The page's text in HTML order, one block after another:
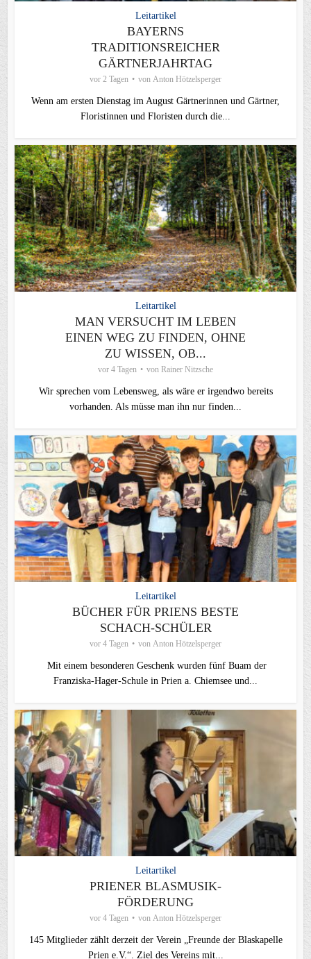
Leitartikel
BAYERNS
TRADITIONSREICHER
GÄRTNERJAHRTAG
vor 2 Tagen von Anton Hötzelsperger
Wenn am ersten Dienstag im August Gärtnerinnen und Gärtner,
Floristinnen und Floristen durch die...
Leitartikel
MAN VERSUCHT IM LEBEN
EINEN WEG ZU FINDEN, OHNE
ZU WISSEN, OB...
vor 4 Tagen von Rainer Nitzsche
Wir sprechen vom Lebensweg, als wäre er irgendwo bereits
vorhanden. Als müsse man ihn nur finden...
Leitartikel
BÜCHER FÜR PRIENS BESTE
SCHACH-SCHÜLER
vor 4 Tagen von Anton Hötzelsperger
Mit einem besonderen Geschenk wurden fünf Buam der
Franziska-Hager-Schule in Prien a. Chiemsee und...
Leitartikel
PRIENER BLASMUSIK-
FÖRDERUNG
vor 4 Tagen von Anton Hötzelsperger
145 Mitglieder zählt derzeit der Verein „Freunde der Blaskapelle
Prien e.V.“. Ziel des Vereins mit...